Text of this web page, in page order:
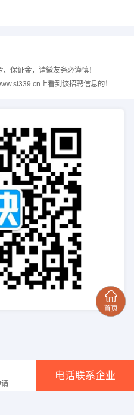
保证金，请微友务必谨慎！
上看到该招聘信息的！
电话联系企业